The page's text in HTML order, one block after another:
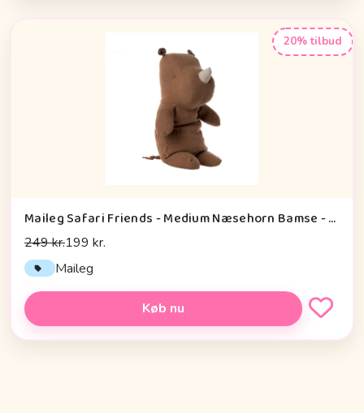
20% tilbud
Maileg Safari Friends - Medium Næsehorn Bamse - Chokolade
249 kr.199 kr.
Maileg
Køb nu